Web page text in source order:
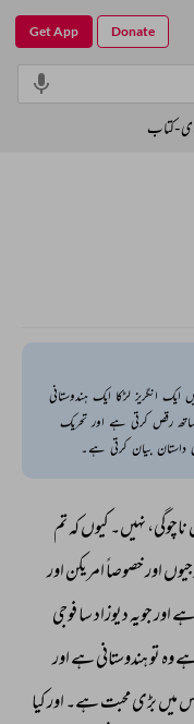
انگریز لڑکا ایک ہندوستانی
رقص کرتی ہے اور تحریک
داستان بیان کرتی ہے۔
ناچوگی، نہیں۔ کیوں کہ تم
اور خصوصاً امریکن اور
ہے اور جویہ دیوزاد سا فوجی
وہ تو ہندوستانی ہے اور
میں بڑی محبت ہے۔ اور کیا
Get App Donate
ای-کتاب